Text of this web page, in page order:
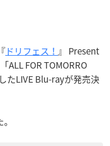
ドリフェス！ 』 Present
ALL FOR TOMORRO
たLIVE Blu-rayが発売決